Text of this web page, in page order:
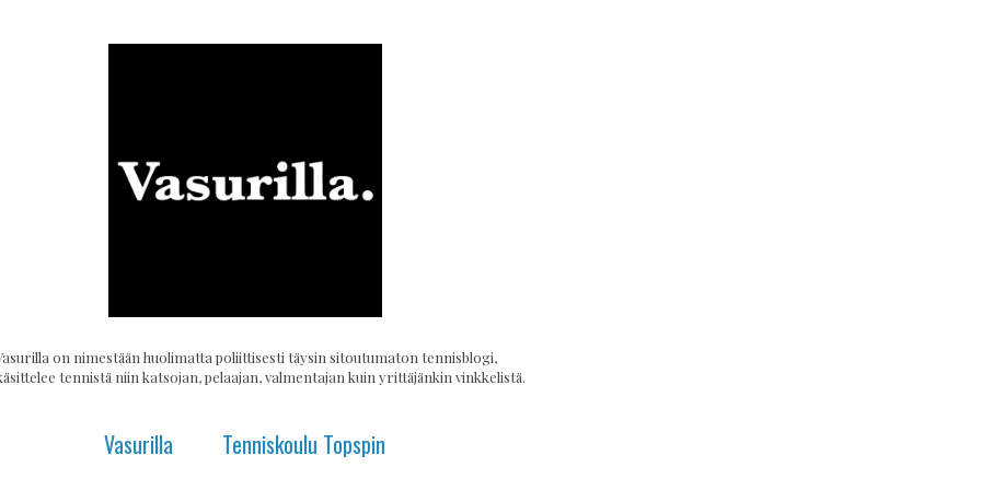
on nimestään huolimatta poliittisesti täysin sitoutumaton tennisblogi,
tennistä niin katsojan, pelaajan, valmentajan kuin yrittäjänkin vinkkelistä.
Vasurilla Tenniskoulu Topspin